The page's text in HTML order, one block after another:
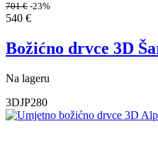
701€ -23%
540 €
Božićno drvce 3D
Na lageru
3DJP280